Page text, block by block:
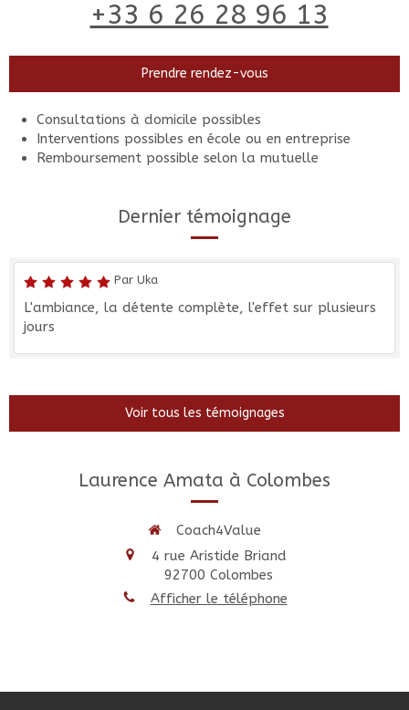
+33 6 26 28 96 13
Prendre rendez-vous
Consultations à domicile possibles
Interventions possibles en école ou en entreprise
Remboursement possible selon la mutuelle
Dernier témoignage
Par Uka
L'ambiance, la détente complète, l'effet sur plusieurs
jours
Voir tous les témoignages
Laurence Amata à Colombes
Coach4Value
4 rue Aristide Briand
92700 Colombes
Afficher le téléphone